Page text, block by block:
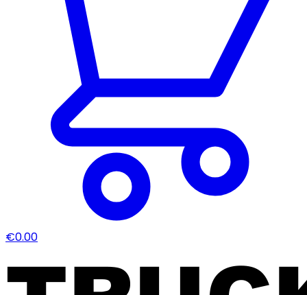
€0.00